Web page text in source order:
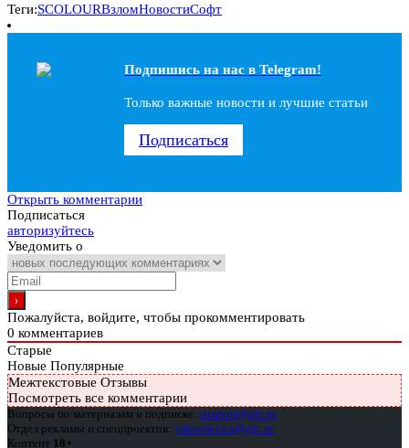
Теги:SCOLOURВзломНовостиСофт
Подпишись на наc в Telegram!
Только важные новости и лучшие статьи
Подписаться
Открыть комментарии
Подписаться
авторизуйтесь
Уведомить о
Пожалуйста, войдите, чтобы прокомментировать
0 комментариев
Старые
Новые Популярные
Межтекстовые Отзывы
Посмотреть все комментарии
Вопросы по материалам и подписке: support@glc.ru
Отдел рекламы и спецпроектов: yakovleva.a@glc.ru
Контент 18+